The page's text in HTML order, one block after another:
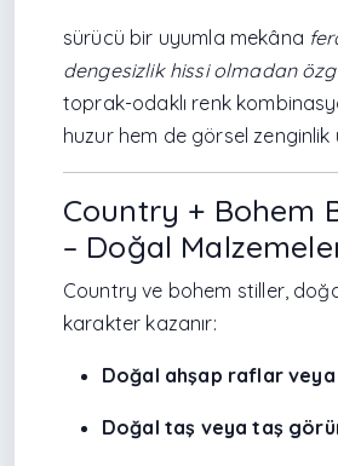
sürücü bir uyumla mekâna
dengesizlik hissi olmadan
toprak-odaklı renk
huzur hem de görsel zenginlik
Country + Bohem
– Doğal
Country ve bohem stiller,
karakter kazanır:
Doğal ahşap raflar
Doğal taş veya taş